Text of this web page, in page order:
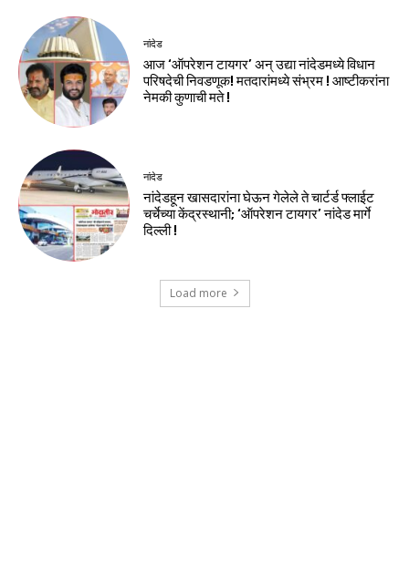
नांदेड
आज ‘ऑपरेशन टायगर’ अन् उद्या नांदेडमध्ये विधान
परिषदेची निवडणूक! मतदारांमध्ये संभ्रम ! आष्टीकरांना
नेमकी कुणाची मते !
नांदेड
नांदेडहून खासदारांना घेऊन गेलेले ते चार्टर्ड फ्लाईट
चर्चेच्या केंद्रस्थानी; ‘ऑपरेशन टायगर’ नांदेड मार्गे
दिल्ली !
Load more